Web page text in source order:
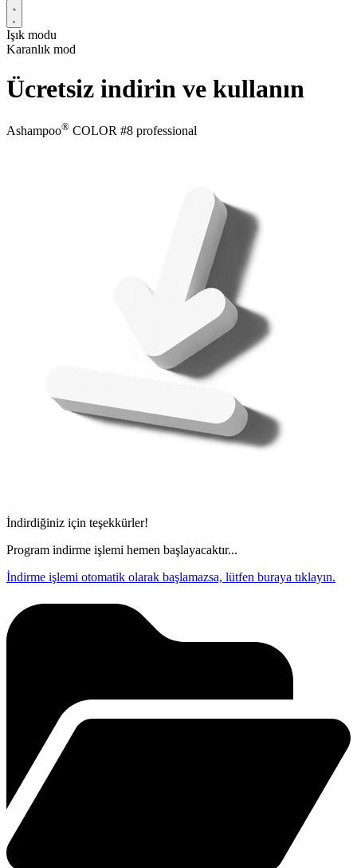
Işık modu
Karanlık mod
Ücretsiz indirin ve kullanın
Ashampoo® COLOR #8 professional
İndirdiğiniz için teşekkürler!
Program indirme işlemi hemen başlayacaktır...
İndirme işlemi otomatik olarak başlamazsa, lütfen buraya tıklayın.